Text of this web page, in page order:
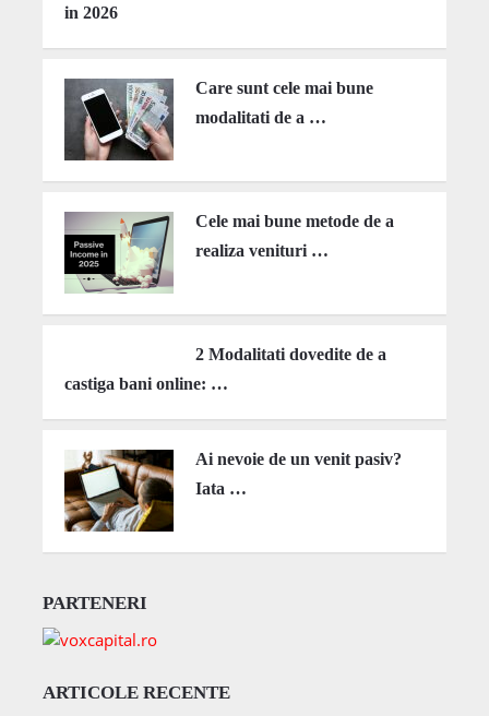
in 2026
Care sunt cele mai bune
modalitati de a …
Cele mai bune metode de a
realiza venituri …
2 Modalitati dovedite de a
castiga bani online: …
Ai nevoie de un venit pasiv?
Iata …
PARTENERI
ARTICOLE RECENTE